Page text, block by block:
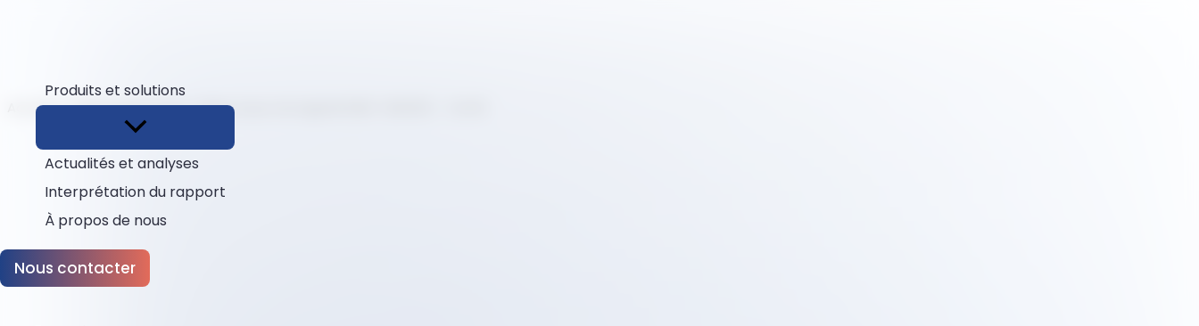
Produits et solutions
Actualités et analyses
Interprétation du rapport
À propos de nous
Nous contacter
Accueil Téléchargements Mise à jour du logiciel EHBT-50(213) - V4.0.8